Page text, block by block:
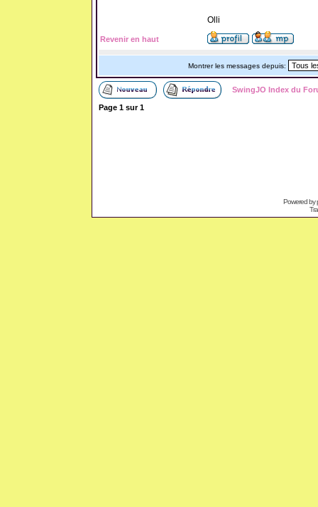
Olli
Revenir en haut
Montrer les messages depuis:
SwingJO Index du
Page 1sur1
Powered by